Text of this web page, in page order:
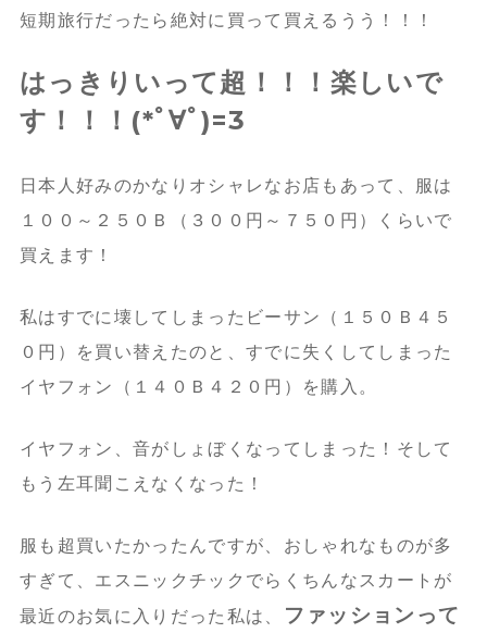
短期旅行だったら絶対に買って買えるうう！！！
はっきりいって超！！！楽しいで
す！！！(*ﾟ∀ﾟ)=3
日本人好みのかなりオシャレなお店もあって、服は
１００～２５０Ｂ（３００円～７５０円）くらいで
買えます！
私はすでに壊してしまったビーサン（１５０Ｂ４５
０円）を買い替えたのと、すでに失くしてしまった
イヤフォン（１４０Ｂ４２０円）を購入。
イヤフォン、音がしょぼくなってしまった！そして
もう左耳聞こえなくなった！
服も超買いたかったんですが、おしゃれなものが多
すぎて、エスニックチックでらくちんなスカートが
最近のお気に入りだった私は、
ファッションって